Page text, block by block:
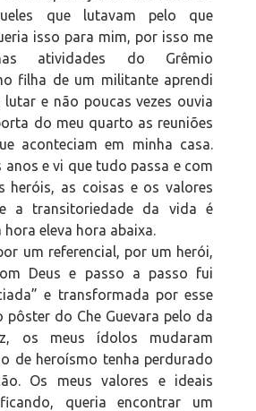
que lutavam pelo que
isso para mim, por isso me
atividades do Grêmio
filha de um militante aprendi
lutar e não poucas vezes ouvia
do meu quarto as reuniões
aconteciam em minha casa.
anos e vi que tudo passa e com
heróis, as coisas e os valores
a transitoriedade da vida é
hora eleva hora abaixa.
um referencial, por um herói,
Deus e passo a passo fui
e transformada por esse
pôster do Che Guevara pelo da
os meus ídolos mudaram
de heroísmo tenha perdurado
Os meus valores e ideais
queria encontrar um